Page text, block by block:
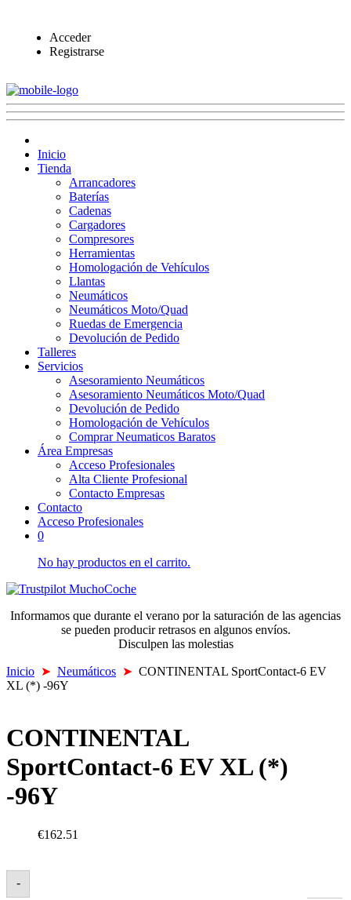
Acceder
Registrarse
Inicio
Tienda
Arrancadores
Baterías
Cadenas
Cargadores
Compresores
Herramientas
Homologación de Vehículos
Llantas
Neumáticos
Neumáticos Moto/Quad
Ruedas de Emergencia
Devolución de Pedido
Talleres
Servicios
Asesoramiento Neumáticos
Asesoramiento Neumáticos Moto/Quad
Devolución de Pedido
Homologación de Vehículos
Comprar Neumaticos Baratos
Área Empresas
Acceso Profesionales
Alta Cliente Profesional
Contacto Empresas
Contacto
Acceso Profesionales
0
No hay productos en el carrito.
Informamos que durante el verano por la saturación de las agencias
se pueden producir retrasos en algunos envíos.
Disculpen las molestias
Inicio ➤ Neumáticos ➤ CONTINENTAL SportContact-6 EV
XL (*) -96Y
CONTINENTAL
SportContact-6 EV XL (*)
-96Y
€162.51
-